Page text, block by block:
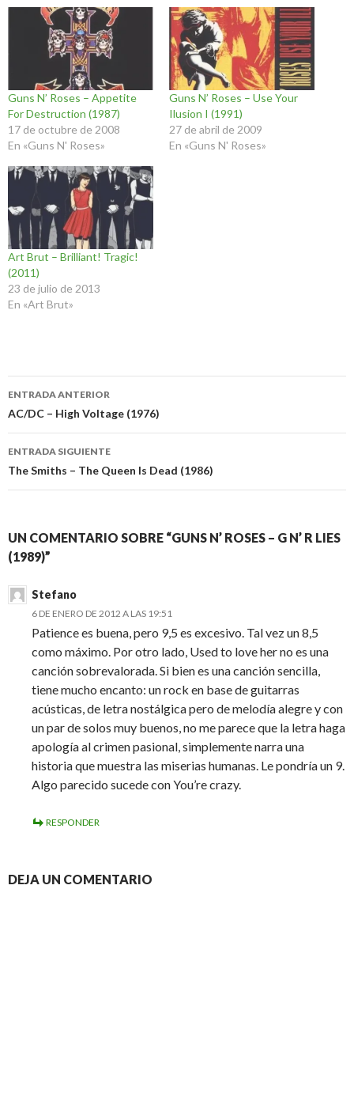
Guns N’ Roses – Appetite
For Destruction (1987)
17 de octubre de 2008
En «Guns N' Roses»
Guns N’ Roses – Use Your
Ilusion I (1991)
27 de abril de 2009
En «Guns N' Roses»
Art Brut – Brilliant! Tragic!
(2011)
23 de julio de 2013
En «Art Brut»
Navegación
de
entradas
ENTRADA ANTERIOR
AC/DC – High Voltage (1976)
ENTRADA SIGUIENTE
The Smiths – The Queen Is Dead (1986)
UN COMENTARIO SOBRE “GUNS N’ ROSES – G N’ R LIES
(1989)”
Stefano
6 DE ENERO DE 2012 A LAS 19:51
Patience es buena, pero 9,5 es excesivo. Tal vez un 8,5
como máximo. Por otro lado, Used to love her no es una
canción sobrevalorada. Si bien es una canción sencilla,
tiene mucho encanto: un rock en base de guitarras
acústicas, de letra nostálgica pero de melodía alegre y con
un par de solos muy buenos, no me parece que la letra haga
apología al crimen pasional, simplemente narra una
historia que muestra las miserias humanas. Le pondría un 9.
Algo parecido sucede con You’re crazy.
RESPONDER
DEJA UN COMENTARIO